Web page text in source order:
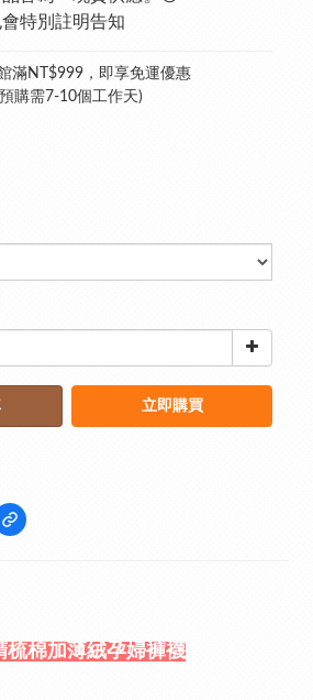
特別註明告知
滿NT$999，即享免運優惠
購需7-10個工作天)
立即購買
梳棉加薄絨孕婦褲襪